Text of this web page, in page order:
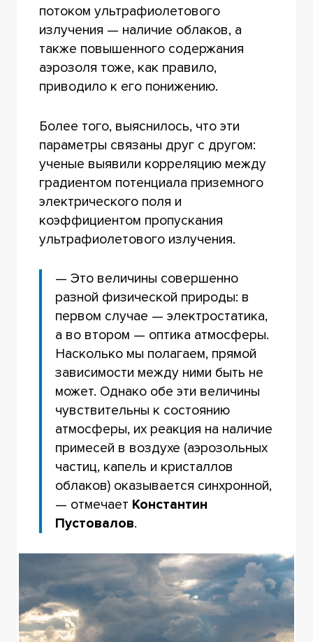
потоком ультрафиолетового
излучения — наличие облаков, а
также повышенного содержания
аэрозоля тоже, как правило,
приводило к его понижению.
Более того, выяснилось, что эти
параметры связаны друг с другом:
ученые выявили корреляцию между
градиентом потенциала приземного
электрического поля и
коэффициентом пропускания
ультрафиолетового излучения.
— Это величины совершенно
разной физической природы: в
первом случае — электростатика,
а во втором — оптика атмосферы.
Насколько мы полагаем, прямой
зависимости между ними быть не
может. Однако обе эти величины
чувствительны к состоянию
атмосферы, их реакция на наличие
примесей в воздухе (аэрозольных
частиц, капель и кристаллов
облаков) оказывается синхронной,
— отмечает Константин
Пустовалов.